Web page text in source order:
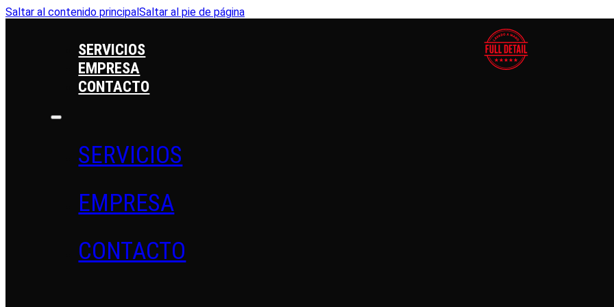
Saltar al contenido principalSaltar al pie de página
SERVICIOS
EMPRESA
CONTACTO
SERVICIOS
EMPRESA
CONTACTO